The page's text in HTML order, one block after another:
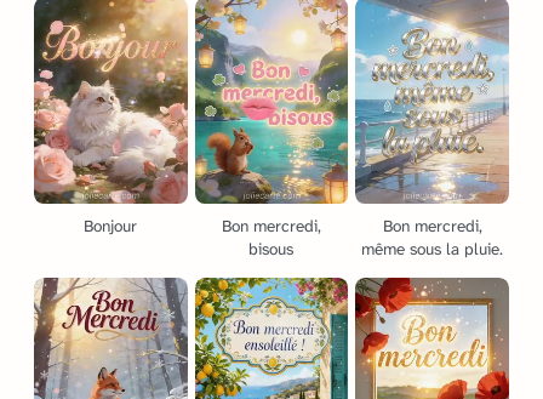
Bonjour
Bon mercredi,
bisous
Bon mercredi,
même sous la pluie.